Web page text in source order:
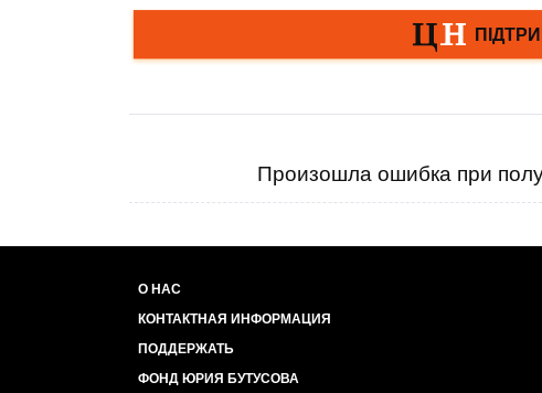
Произошла ошибка при
О НАС
КОНТАКТНАЯ ИНФОРМАЦИЯ
ПОДДЕРЖАТЬ
ФОНД ЮРИЯ БУТУСОВА